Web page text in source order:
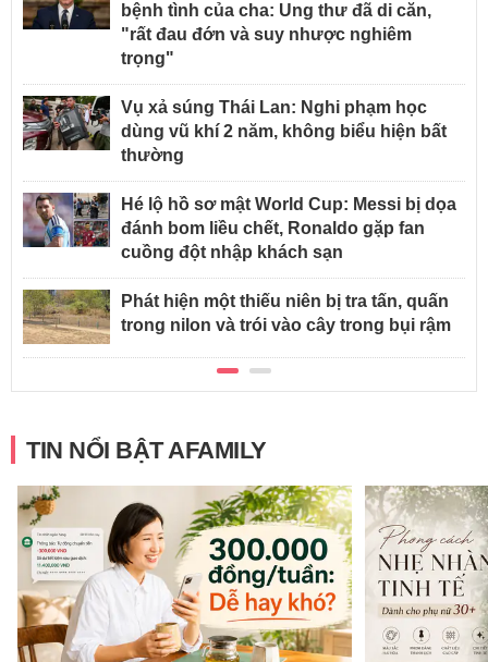
bệnh tình của cha: Ung thư đã di căn,
"rất đau đớn và suy nhược nghiêm
trọng"
Vụ xả súng Thái Lan: Nghi phạm học
dùng vũ khí 2 năm, không biểu hiện bất
thường
Hé lộ hồ sơ mật World Cup: Messi bị dọa
đánh bom liều chết, Ronaldo gặp fan
cuồng đột nhập khách sạn
Phát hiện một thiếu niên bị tra tấn, quấn
trong nilon và trói vào cây trong bụi rậm
TIN NỔI BẬT AFAMILY